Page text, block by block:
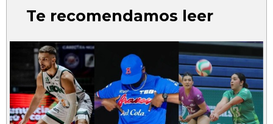
Te recomendamos leer